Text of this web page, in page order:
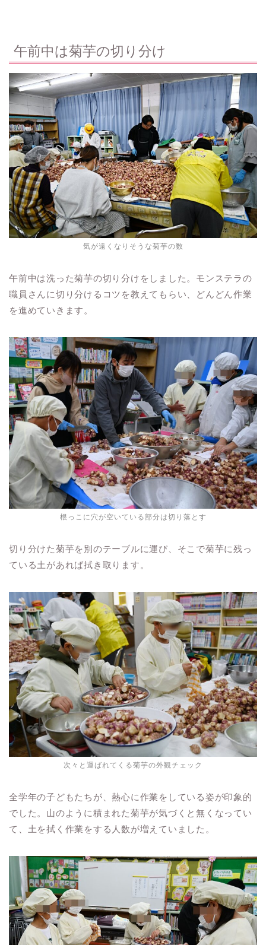
午前中は菊芋の切り分け
気が遠くなりそうな菊芋の数
午前中は洗った菊芋の切り分けをしました。モンステラの
職員さんに切り分けるコツを教えてもらい、どんどん作業
を進めていきます。
根っこに穴が空いている部分は切り落とす
切り分けた菊芋を別のテーブルに運び、そこで菊芋に残っ
ている土があれば拭き取ります。
次々と運ばれてくる菊芋の外観チェック
全学年の子どもたちが、熱心に作業をしている姿が印象的
でした。山のように積まれた菊芋が気づくと無くなってい
て、土を拭く作業をする人数が増えていました。